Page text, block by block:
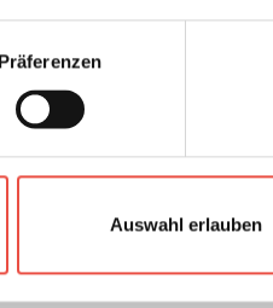
Präferenzen
Auswahl erlauben
: Ihr verlässlicher
sichern Sie sich: